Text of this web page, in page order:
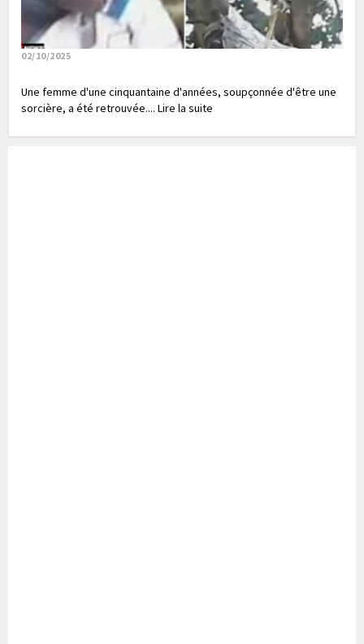
02/10/2025
Une femme d'une cinquantaine d'années, soupçonnée d'être une
sorcière, a été retrouvée.... Lire la suite